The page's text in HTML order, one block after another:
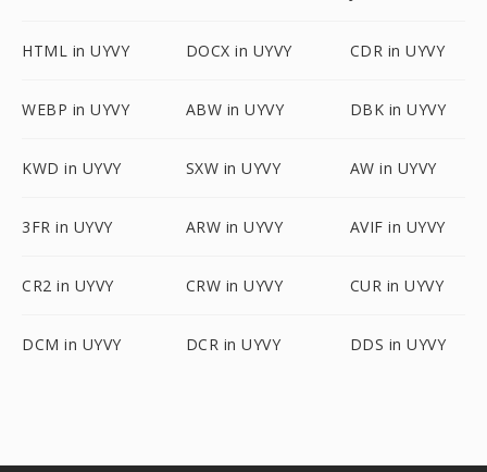
HTML in UYVY DOCX in UYVY CDR in UYVY
WEBP in UYVY ABW in UYVY DBK in UYVY
KWD in UYVY SXW in UYVY AW in UYVY
3FR in UYVY ARW in UYVY AVIF in UYVY
CR2 in UYVY CRW in UYVY CUR in UYVY
DCM in UYVY DCR in UYVY DDS in UYVY